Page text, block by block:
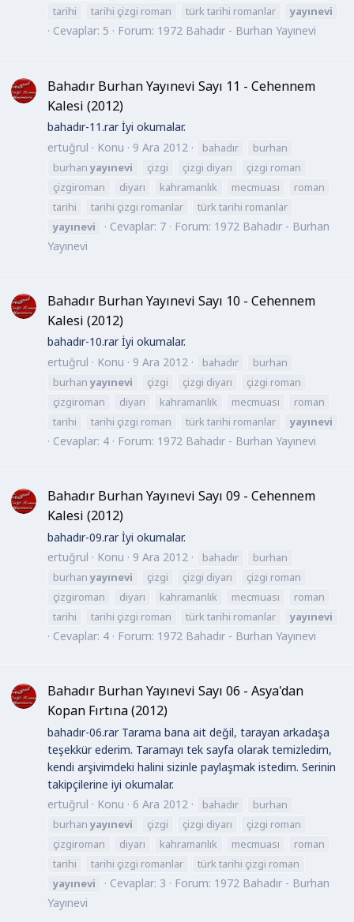
tarihi
tarihi çizgi roman türk tarihi romanlar yayınevi
Cevaplar: 5 Forum: 1972 Bahadır - Burhan Yayınevi
Bahadır Burhan Yayınevi Sayı 11 - Cehennem
Kalesi (2012)
bahadır-11.rar İyi okumalar.
ertuğrul
Konu 9 Ara 2012 bahadır
burhan
burhan yayınevi çizgi çizgi diyarı
çizgi roman
çizgiroman
diyarı kahramanlık mecmuası
roman
tarihi
tarihi çizgi romanlar
türk tarihi romanlar
yayınevi
Cevaplar: 7 Forum: 1972 Bahadır - Burhan
Yayınevi
Bahadır Burhan Yayınevi Sayı 10 - Cehennem
Kalesi (2012)
bahadır-10.rar İyi okumalar.
ertuğrul
Konu 9 Ara 2012 bahadır
burhan
burhan yayınevi çizgi çizgi diyarı
çizgi roman
çizgiroman
diyarı kahramanlık mecmuası
roman
tarihi
tarihi çizgi roman türk tarihi romanlar yayınevi
Cevaplar: 4 Forum: 1972 Bahadır - Burhan Yayınevi
Bahadır Burhan Yayınevi Sayı 09 - Cehennem
Kalesi (2012)
bahadır-09.rar İyi okumalar.
ertuğrul
Konu 9 Ara 2012 bahadır
burhan
burhan yayınevi çizgi çizgi diyarı
çizgi roman
çizgiroman
diyarı kahramanlık mecmuası
roman
tarihi
tarihi çizgi roman türk tarihi romanlar yayınevi
Cevaplar: 4 Forum: 1972 Bahadır - Burhan Yayınevi
Bahadır Burhan Yayınevi Sayı 06 - Asya'dan
Kopan Fırtına (2012)
bahadır-06.rar Tarama bana ait değil, tarayan arkadaşa
teşekkür ederim. Taramayı tek sayfa olarak temizledim,
kendi arşivimdeki halini sizinle paylaşmak istedim. Serinin
takipçilerine iyi okumalar.
ertuğrul
Konu 6 Ara 2012 bahadır
burhan
burhan yayınevi çizgi çizgi diyarı
çizgi roman
çizgiroman
diyarı kahramanlık mecmuası
roman
tarihi
tarihi çizgi romanlar
türk tarihi çizgi roman
yayınevi
Cevaplar: 3 Forum: 1972 Bahadır - Burhan
Yayınevi